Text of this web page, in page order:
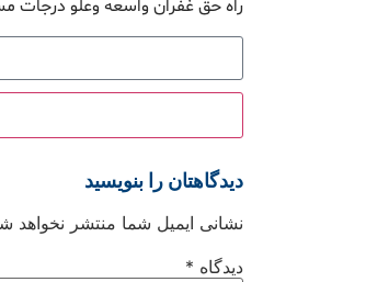
راه حق غفران واسعه وعلو درجات
دیدگاهتان را بنویسید
نشانی ایمیل شما منتشر نخواهد
دیدگاه *